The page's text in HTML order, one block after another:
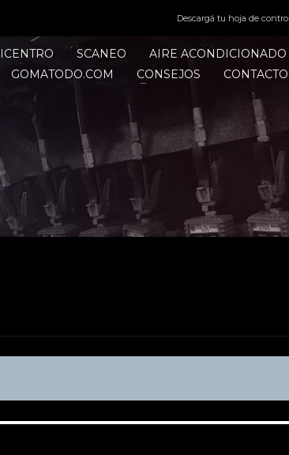
Descargá tu hoja de
SCANEO AIRE ACONDICIONADO
GOMATODO.COM CONSEJOS CONTACTO